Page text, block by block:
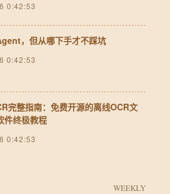
0:42:53
，但从哪下手才不踩坑
0:42:53
完整指南：免费开源的离线OCR文
件终极教程
0:42:53
WEEKLY